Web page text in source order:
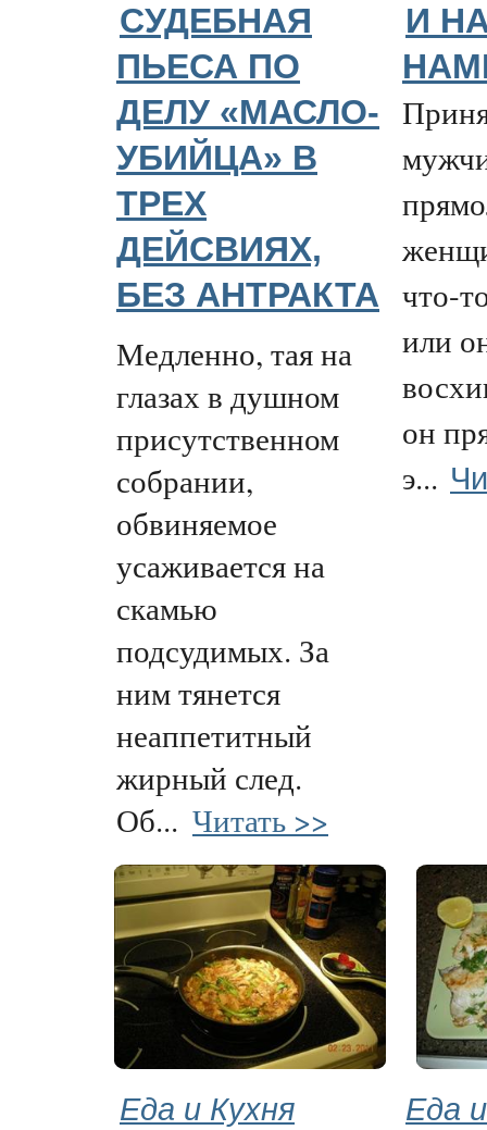
СУДЕБНАЯ
ПЬЕСА ПО
ДЕЛУ «МАСЛО-
УБИЙЦА» В
ТРЕХ
ДЕЙСВИЯХ,
БЕЗ АНТРАКТА
Медленно, тая на
глазах в душном
присутственном
собрании,
обвиняемое
усаживается на
скамью
подсудимых. За
ним тянется
неаппетитный
жирный след.
Об... Читать >>
И
что-
или
он
э...
Еда и Кухня Еда